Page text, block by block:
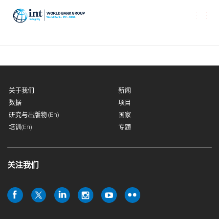
Toggle
关于我们
数据
研究与出版物 (En)
培训(En)
新闻
项目
国家
专题
关注我们